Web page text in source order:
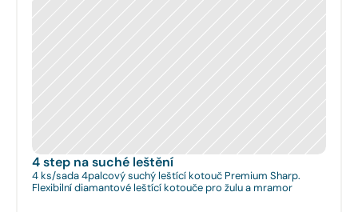
4 step na suché leštění
4 ks/sada 4palcový suchý leštící kotouč Premium Sharp.
Flexibilní diamantové leštící kotouče pro žulu a mramor